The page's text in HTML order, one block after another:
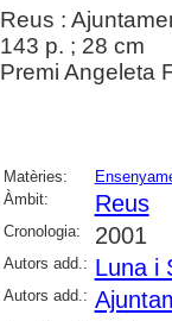
Reus :
143 p. ; 28 cm
Premi Angeleta
Matèries:
Àmbit:
Reus
Cronologia: 2001
Autors add.: Luna i
Autors add.: